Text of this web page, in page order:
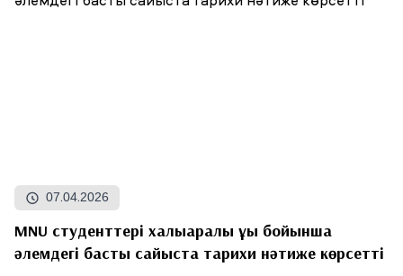
07.04.2026
MNU студенттері халықаралық құқық бойынша
әлемдегі басты сайыста тарихи нәтиже көрсетті